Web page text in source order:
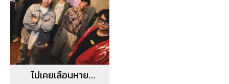
ไม่เคยเลือนหาย